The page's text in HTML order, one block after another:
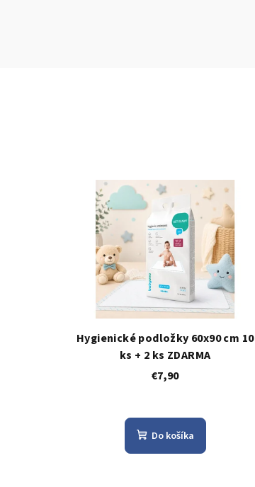
Hygienické podložky 60x90 cm 10
ks + 2 ks ZDARMA
€7,90
Do košíka